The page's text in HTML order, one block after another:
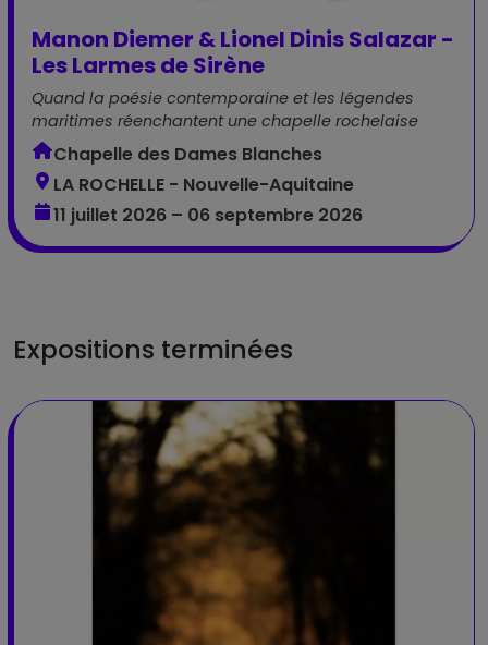
Manon Diemer & Lionel Dinis Salazar -
Les Larmes de Sirène
Quand la poésie contemporaine et les légendes
maritimes réenchantent une chapelle rochelaise
Chapelle des Dames Blanches
LA ROCHELLE - Nouvelle-Aquitaine
11 juillet 2026 – 06 septembre 2026
Expositions terminées